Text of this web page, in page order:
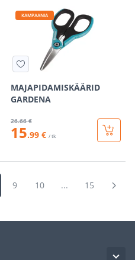
KAMPAANIA
MAJAPIDAMISKÄÄRID
GARDENA
26.66 €
15.99 € / tk
9 10 ... 15